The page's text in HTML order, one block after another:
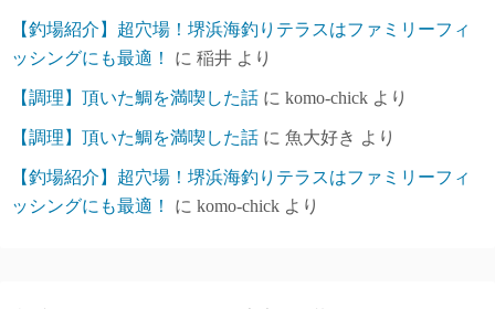
【釣場紹介】超穴場！堺浜海釣りテラスはファミリーフィ
ッシングにも最適！
に 稲井 より
【調理】頂いた鯛を満喫した話 に komo-chick より
【調理】頂いた鯛を満喫した話 に 魚大好き より
【釣場紹介】超穴場！堺浜海釣りテラスはファミリーフィ
ッシングにも最適！
に komo-chick より